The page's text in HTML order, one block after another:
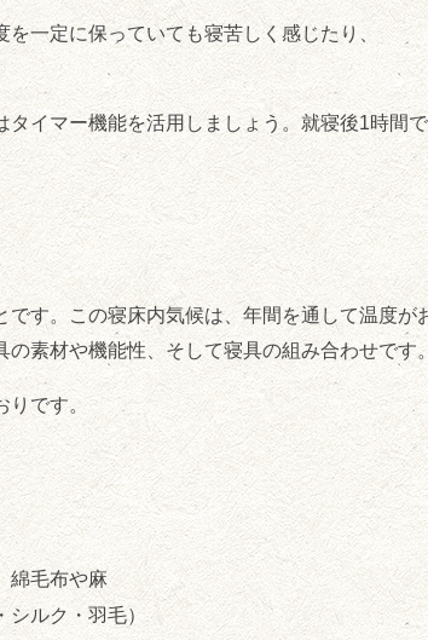
一定に保っていても寝苦しく感じたり、
イマー機能を活用しましょう。就寝後1時間
す。この寝床内気候は、年間を通して温度
素材や機能性、そして寝具の組み合わせです。
です。
綿毛布や麻
シルク・羽毛）